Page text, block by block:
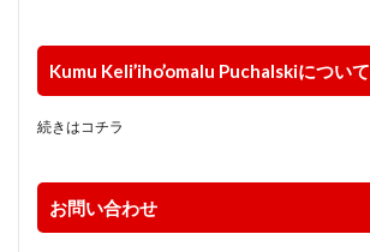
Kumu Keli’iho’omalu Puchalskiについて
続きはコチラ
お問い合わせ